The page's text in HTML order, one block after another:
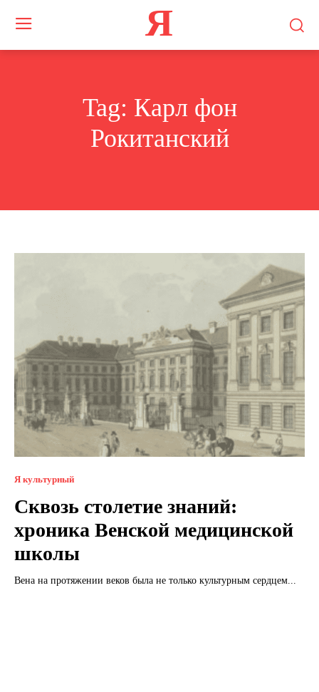
Я
Tag: Карл фон
Рокитанский
Я культурный
Сквозь столетие знаний:
хроника Венской медицинской
школы
Вена на протяжении веков была не только культурным сердцем...